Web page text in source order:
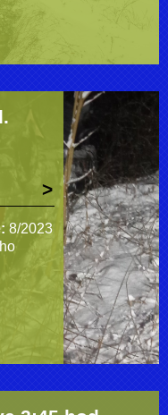
8/2023